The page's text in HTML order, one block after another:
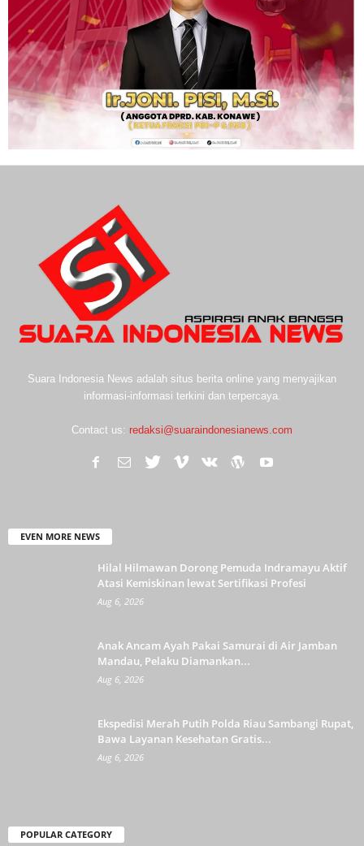
Suara Indonesia News adalah situs berita online yang menyajikan
informasi-informasi terkini dan terpercaya.
Contact us: redaksi@suaraindonesianews.com
EVEN MORE NEWS
Hilal Hilmawan Dorong Pemuda Indramayu Aktif
Atasi Kemiskinan lewat Sertifikasi Profesi
Aug 6, 2026
Anak Ancam Ayah Pakai Samurai di Air Jamban
Mandau, Pelaku Diamankan...
Aug 6, 2026
Ekspedisi Merah Putih Polda Riau Sambangi Rupat,
Bawa Layanan Kesehatan Gratis...
Aug 6, 2026
POPULAR CATEGORY